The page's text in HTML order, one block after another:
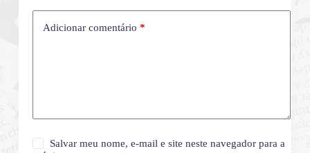
Adicionar comentário *
Salvar meu nome, e-mail e site neste navegador para a